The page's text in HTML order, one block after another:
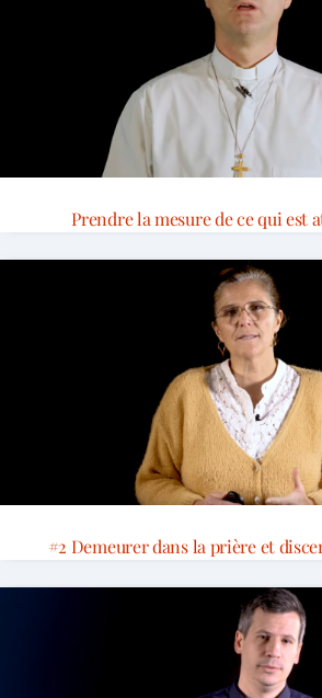
Prendre la mesure de ce qui est
#2 Demeurer dans la prière et